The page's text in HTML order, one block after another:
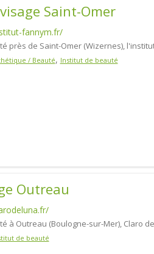
Saint-Omer
fannym.fr/
près de Saint-Omer (Wizernes),
/ Beauté, Institut de beauté
Outreau
à Outreau (Boulogne-sur-Mer), Claro
de beauté